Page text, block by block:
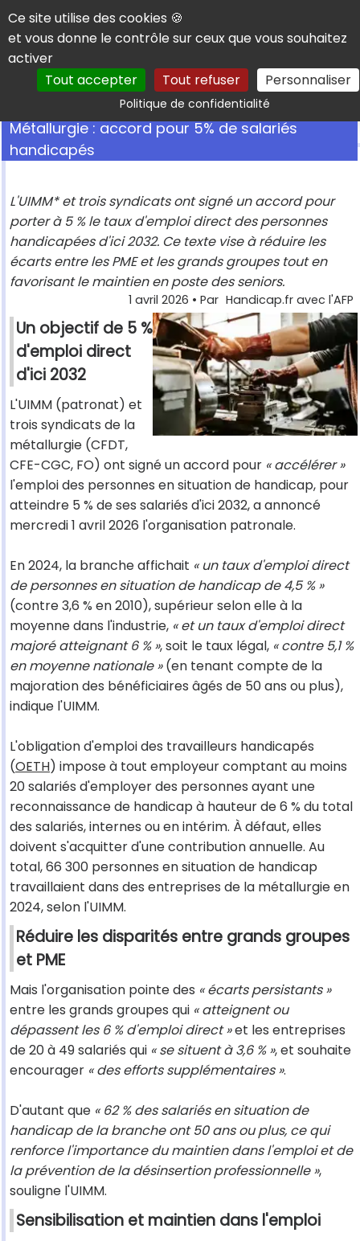
Panneau de gestion des cookies
Ce site utilise des cookies 🍪
et vous donne le contrôle sur ceux que vous souhaitez
activer
Tout accepter
Tout refuser Personnaliser
Politique de confidentialitéRechercher
Métallurgie : accord pour 5% de salariés
handicapés
L'UIMM* et trois syndicats ont signé un accord pour
porter à 5 % le taux d'emploi direct des personnes
handicapées d'ici 2032. Ce texte vise à réduire les
écarts entre les PME et les grands groupes tout en
favorisant le maintien en poste des seniors.
1 avril 2026 • Par Handicap.fr avec l'AFP
Un objectif de 5 %
d'emploi direct
d'ici 2032
L'UIMM (patronat) et
trois syndicats de la
métallurgie (CFDT,
CFE-CGC, FO) ont signé un accord pour « accélérer »
l'emploi des personnes en situation de handicap, pour
atteindre 5 % de ses salariés d'ici 2032, a annoncé
mercredi 1 avril 2026 l'organisation patronale.
En 2024, la branche affichait « un taux d'emploi direct
de personnes en situation de handicap de 4,5 % »
(contre 3,6 % en 2010), supérieur selon elle à la
moyenne dans l'industrie, « et un taux d'emploi direct
majoré atteignant 6 % », soit le taux légal, « contre 5,1 %
en moyenne nationale »(en tenant compte de la
majoration des bénéficiaires âgés de 50 ans ou plus),
indique l'UIMM.
L'obligation d'emploi des travailleurs handicapés
(OETH) impose à tout employeur comptant au moins
20 salariés d'employer des personnes ayant une
reconnaissance de handicap à hauteur de 6 % du total
des salariés, internes ou en intérim. À défaut, elles
doivent s'acquitter d'une contribution annuelle. Au
total, 66 300 personnes en situation de handicap
travaillaient dans des entreprises de la métallurgie en
2024, selon l'UIMM.
Réduire les disparités entre grands groupes
et PME
Mais l'organisation pointe des « écarts persistants »
entre les grands groupes qui « atteignent ou
dépassent les 6 % d'emploi direct »et les entreprises
de 20 à 49 salariés qui « se situent à 3,6 % », et souhaite
encourager « des efforts supplémentaires ».
D'autant que « 62 % des salariés en situation de
handicap de la branche ont 50 ans ou plus, ce qui
renforce l'importance du maintien dans l'emploi et de
la prévention de la désinsertion professionnelle »,
souligne l'UIMM.
Sensibilisation et maintien dans l'emploi